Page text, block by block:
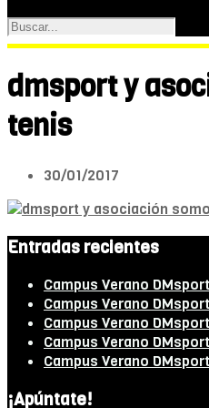
dmsport y
tenis
30/01/2017
Entradas recientes
Campus Verano
Campus Verano
Campus Verano
Campus Verano
Campus Verano
¡Apúntate!